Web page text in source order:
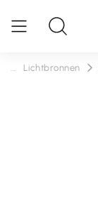
Lichtbronnen